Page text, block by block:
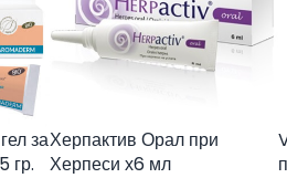
за
гр.
Херпактив Орал при
Херпеси х6 мл